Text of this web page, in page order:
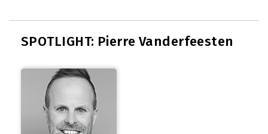
SPOTLIGHT: Pierre Vanderfeesten